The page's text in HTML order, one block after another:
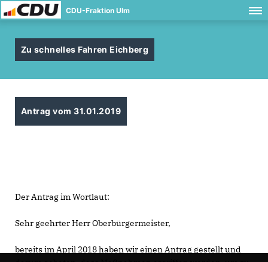
CDU-Fraktion Ulm
Zu schnelles Fahren Eichberg
Antrag vom 31.01.2019
Der Antrag im Wortlaut:
Sehr geehrter Herr Oberbürgermeister,
bereits im April 2018 haben wir einen Antrag gestellt und